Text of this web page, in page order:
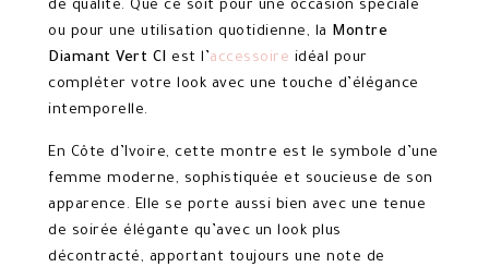
de qualité. Que ce soit pour une occasion spéciale
ou pour une utilisation quotidienne, la Montre
Diamant Vert CI est l’accessoire idéal pour
compléter votre look avec une touche d’élégance
intemporelle.
En Côte d’Ivoire, cette montre est le symbole d’une
femme moderne, sophistiquée et soucieuse de son
apparence. Elle se porte aussi bien avec une tenue
de soirée élégante qu’avec un look plus
décontracté, apportant toujours une note de